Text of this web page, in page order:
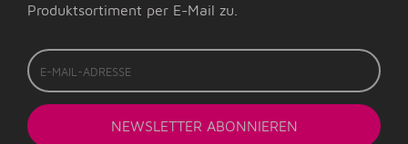
Produktsortiment per E-Mail zu.
E-
Mail-
Adresse
NEWSLETTER ABONNIEREN